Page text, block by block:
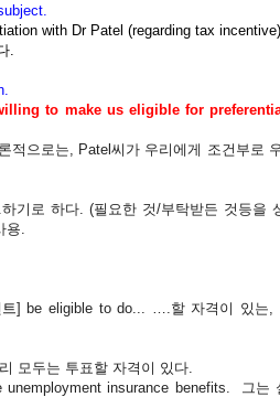
with Dr Patel (regarding tax
.
to make us eligible for
으로는, Patel씨가 우리에게 조건부로
기로 하다. (필요한 것/부탁받든 것등을
용
] be eligible to do... 할 자격이 있는
모두는 투표할 자격이 있다
insurance benefits.
그는